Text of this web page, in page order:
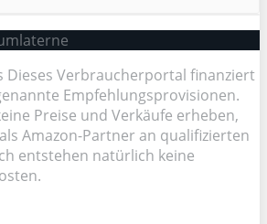
Dieses Verbraucherportal finanziert
Empfehlungsprovisionen.
Preise und Verkäufe erheben,
Amazon-Partner an qualifizierten
entstehen natürlich keine